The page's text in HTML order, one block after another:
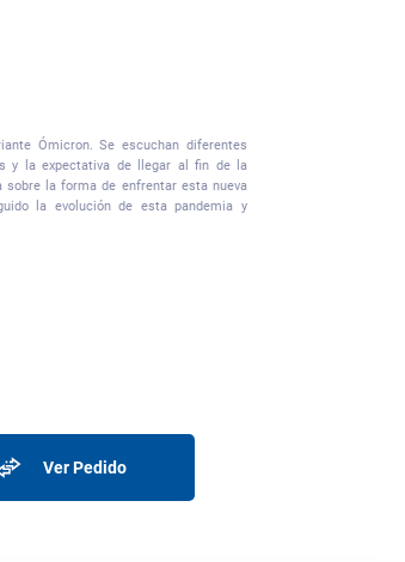
Ómicron. Se escuchan diferentes
y la expectativa de llegar al fin de la
sobre la forma de enfrentar esta nueva
la evolución de esta pandemia y
Ver Pedido